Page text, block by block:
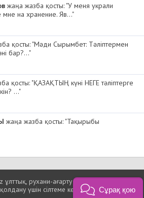
жаңа жазба қосты: "У меня украли
мне на хранение. Яв..."
қосты: "Мәди Сырымбет: Тәліптермен
бар?..."
қосты: "ҚАЗАҚТЫҢ күні НЕГЕ тәліптерге
..."
жаңа жазба қосты: "Тақырыбы
ұлттық, рухани-ағарту порталы
үшін сілтеме көрсетуіңіз міндетті.
Сұрақ қою